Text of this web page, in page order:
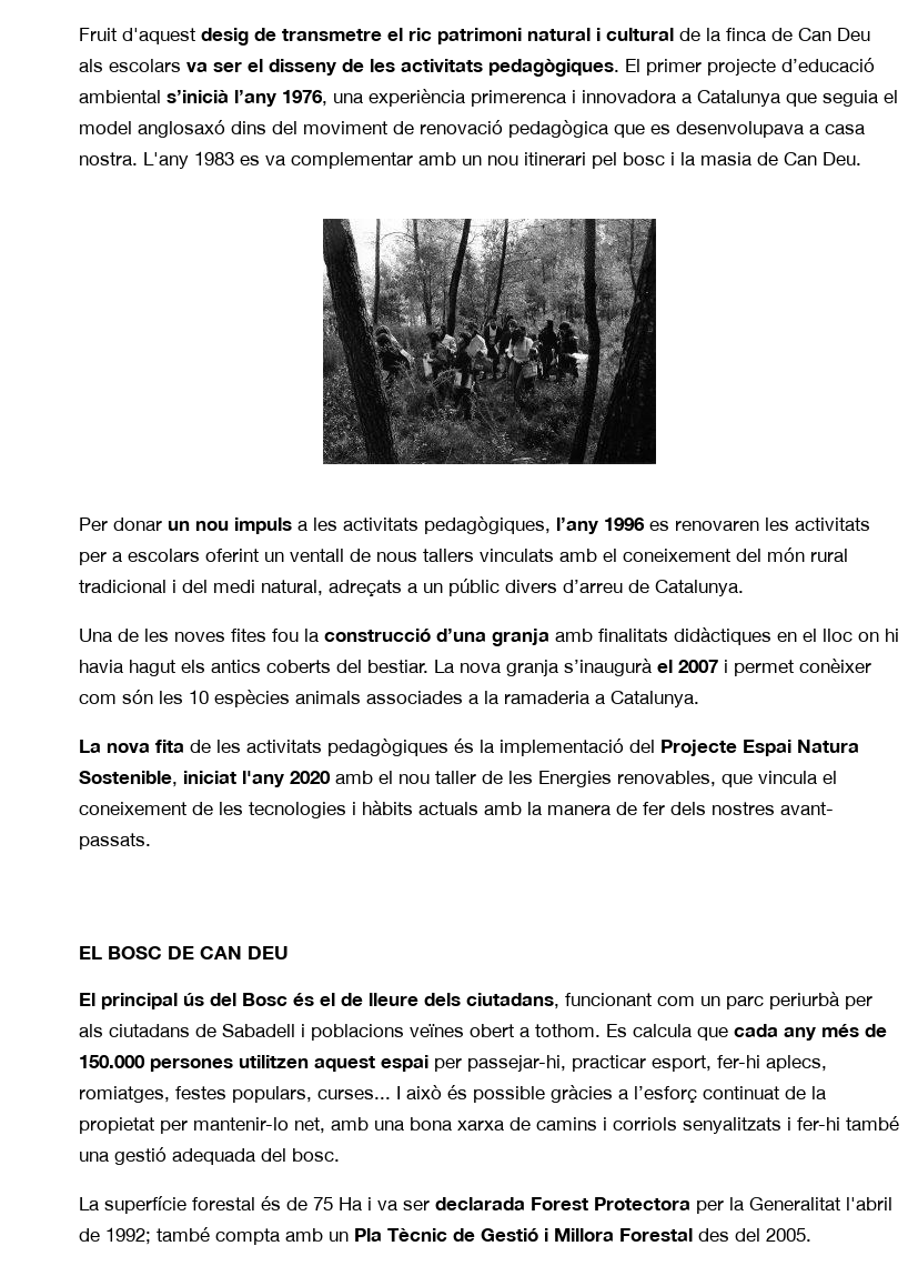
Fruit d'aquest desig de transmetre el ric patrimoni natural i cultural de la finca de Can Deu
als escolars va ser el disseny de les activitats pedagògiques. El primer projecte d’educació
ambiental s’inicià l’any 1976, una experiència primerenca i innovadora a Catalunya que seguia el
model anglosaxó dins del moviment de renovació pedagògica que es desenvolupava a casa
nostra. L'any 1983 es va complementar amb un nou itinerari pel bosc i la masia de Can Deu.
Per donar un nou impuls a les activitats pedagògiques, l’any 1996 es renovaren les activitats
per a escolars oferint un ventall de nous tallers vinculats amb el coneixement del món rural
tradicional i del medi natural, adreçats a un públic divers d’arreu de Catalunya.
Una de les noves fites fou la construcció d’una granja amb finalitats didàctiques en el lloc on hi
havia hagut els antics coberts del bestiar. La nova granja s’inaugurà el 2007 i permet conèixer
com són les 10 espècies animals associades a la ramaderia a Catalunya.
La nova fita de les activitats pedagògiques és la implementació del Projecte Espai Natura
Sostenible, iniciat l'any 2020 amb el nou taller de les Energies renovables, que vincula el
coneixement de les tecnologies i hàbits actuals amb la manera de fer dels nostres avant-
passats.
EL BOSC DE CAN DEU
El principal ús del Bosc és el de lleure dels ciutadans, funcionant com un parc periurbà per
als ciutadans de Sabadell i poblacions veïnes obert a tothom. Es calcula que cada any més de
150.000 persones utilitzen aquest espai per passejar-hi, practicar esport, fer-hi aplecs,
romiatges, festes populars, curses... I això és possible gràcies a l’esforç continuat de la
propietat per mantenir-lo net, amb una bona xarxa de camins i corriols senyalitzats i fer-hi també
una gestió adequada del bosc.
La superfície forestal és de 75 Ha i va ser declarada Forest Protectora per la Generalitat l'abril
de 1992; també compta amb un Pla Tècnic de Gestió i Millora Forestal des del 2005.